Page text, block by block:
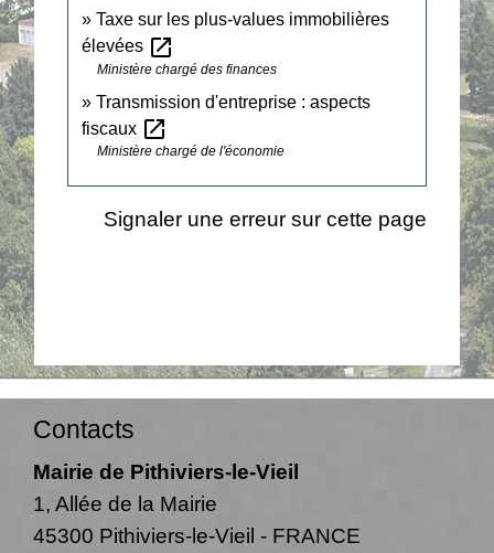
Taxe sur les plus-values immobilières
élevées open_in_new
Ministère chargé des finances
Transmission d'entreprise : aspects
fiscaux open_in_new
Ministère chargé de l'économie
Signaler une erreur sur cette page
Contacts
Mairie de Pithiviers-le-Vieil
1, Allée de la Mairie
45300 Pithiviers-le-Vieil - FRANCE